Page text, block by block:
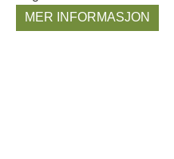
MER INFORMASJON